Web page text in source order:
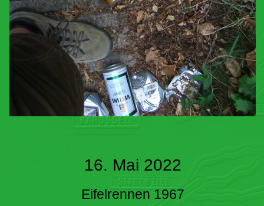
16. Mai 2022
Eifelrennen 1967